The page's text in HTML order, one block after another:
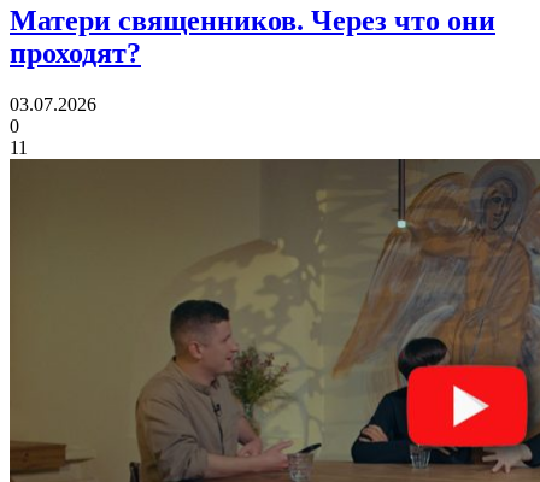
Матери священников. Через что они
проходят?
03.07.2026
0
11